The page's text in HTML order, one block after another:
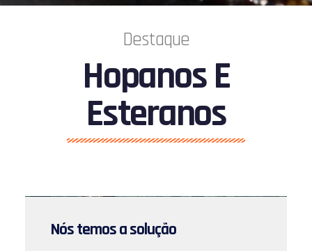
Destaque
Hopanos E
Esteranos
Nós temos a solução